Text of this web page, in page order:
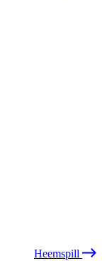
Heemspill